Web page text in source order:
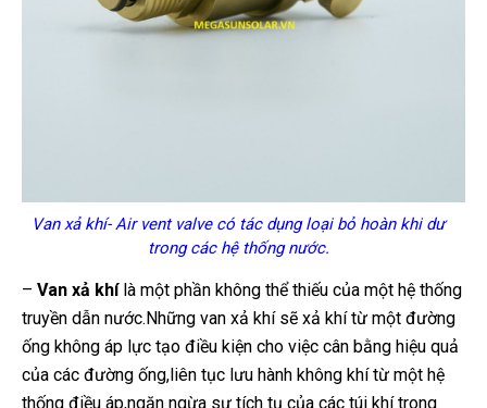
Van xả khí- Air vent valve có tác dụng loại bỏ hoàn khi dư
trong các hệ thống nước.
– Van xả khílà một phần không thể thiếu của một hệ thống
truyền dẫn nước.Những van xả khí sẽ xả khí từ một đường
ống không áp lực tạo điều kiện cho việc cân bằng hiệu quả
của các đường ống,liên tục lưu hành không khí từ một hệ
thống điều áp,ngăn ngừa sự tích tụ của các túi khí trong